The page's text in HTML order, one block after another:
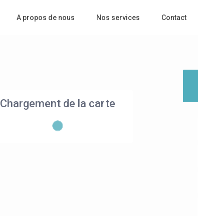
A propos de nous Nos services Contact
Chargement de la carte